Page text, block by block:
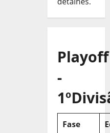
Playoff
-
Fase